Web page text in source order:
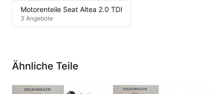
Motorenteile Seat Altea 2.0 TDI
3 Angebote
Ähnliche Teile